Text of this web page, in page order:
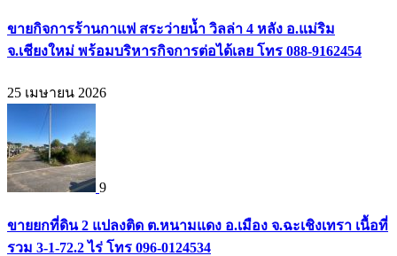
ขายกิจการร้านกาแฟ สระว่ายน้ำ วิลล่า 4 หลัง อ.แม่ริม
จ.เชียงใหม่ พร้อมบริหารกิจการต่อได้เลย โทร 088-9162454
25 เมษายน 2026
9
ขายยกที่ดิน 2 แปลงติด ต.หนามแดง อ.เมือง จ.ฉะเชิงเทรา เนื้อที่
รวม 3-1-72.2 ไร่ โทร 096-0124534